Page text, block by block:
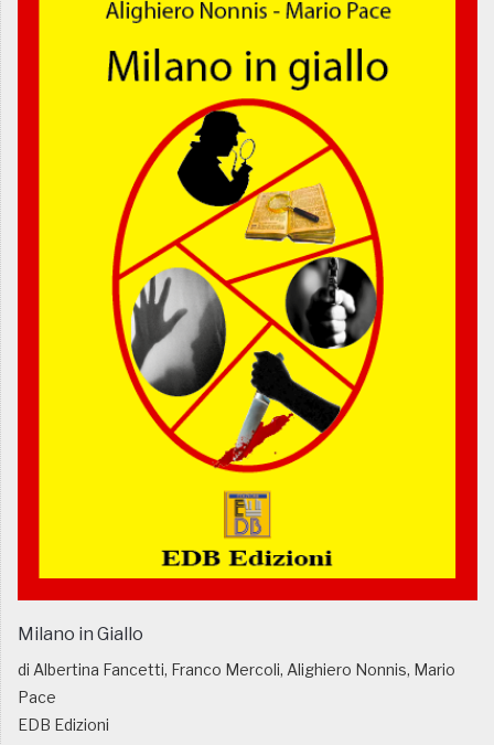
Milano in Giallo
di Albertina Fancetti, Franco Mercoli, Alighiero Nonnis, Mario
Pace
EDB Edizioni